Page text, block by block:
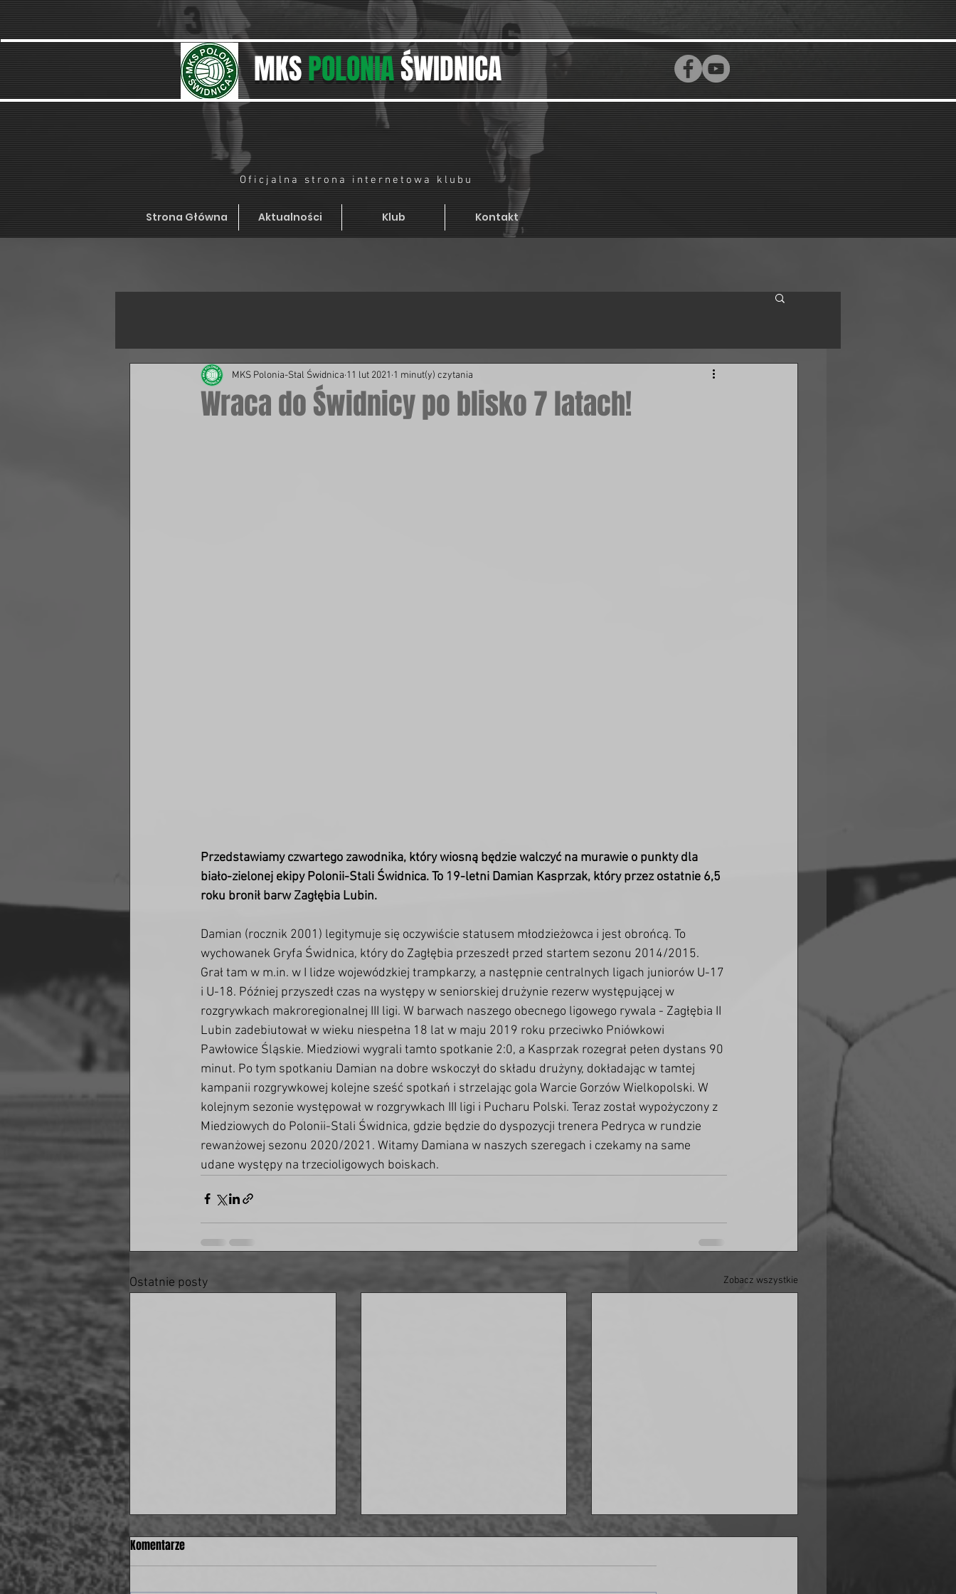
MKSPOLONIAŚWIDNICA
Oficjalna strona internetowa klubu
Strona Główna Aktualności Klub Kontakt
Wraca do Świdnicy po blisko 7 latach!
MKS Polonia-Stal Świdnica 11 lut 2021 1 minut(y) czytania
Przedstawiamy czwartego zawodnika, który wiosną będzie walczyć na murawie o punkty dla
biało-zielonej ekipy Polonii-Stali Świdnica. To 19-letni Damian Kasprzak, który przez ostatnie 6,5
roku bronił barw Zagłębia Lubin.
Damian (rocznik 2001) legitymuje się oczywiście statusem młodzieżowca i jest obrońcą. To
wychowanek Gryfa Świdnica, który do Zagłębia przeszedł przed startem sezonu 2014/2015.
Grał tam w m.in. w I lidze wojewódzkiej trampkarzy, a następnie centralnych ligach juniorów U-17
i U-18. Później przyszedł czas na występy w seniorskiej drużynie rezerw występującej w
rozgrywkach makroregionalnej III ligi. W barwach naszego obecnego ligowego rywala - Zagłębia II
Lubin zadebiutował w wieku niespełna 18 lat w maju 2019 roku przeciwko Pniówkowi
Pawłowice Śląskie. Miedziowi wygrali tamto spotkanie 2:0, a Kasprzak rozegrał pełen dystans 90
minut. Po tym spotkaniu Damian na dobre wskoczył do składu drużyny, dokładając w tamtej
kampanii rozgrywkowej kolejne sześć spotkań i strzelając gola Warcie Gorzów Wielkopolski. W
kolejnym sezonie występował w rozgrywkach III ligi i Pucharu Polski. Teraz został wypożyczony z
Miedziowych do Polonii-Stali Świdnica, gdzie będzie do dyspozycji trenera Pedryca w rundzie
rewanżowej sezonu 2020/2021. Witamy Damiana w naszych szeregach i czekamy na same
udane występy na trzecioligowych boiskach.
Ostatnie posty Zobacz wszystkie
Komentarze